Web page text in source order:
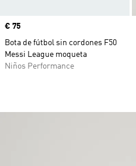
Precio
€ 75
Bota de fútbol sin cordones F50
Messi League moqueta
Niños Performance